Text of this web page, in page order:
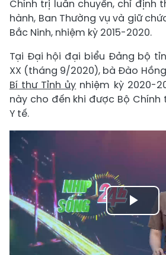
Chính trị luân chuyển, chỉ định
hành, Ban Thường vụ và giữ
Bắc Ninh, nhiệm kỳ 2015-2020.
Tại Đại hội đại biểu Đảng bộ
XX (tháng 9/2020), bà Đào
Bí thư Tỉnh ủy nhiệm kỳ 2020-
này cho đến khi được Bộ Chính
Y tế.